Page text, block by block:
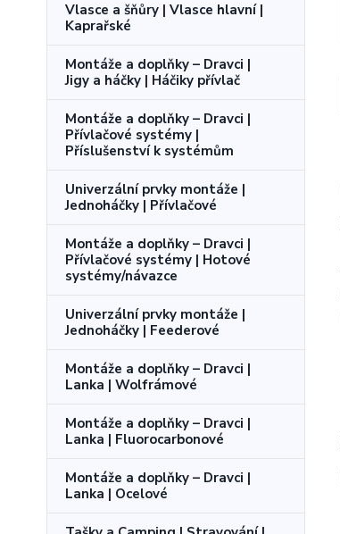
Vlasce a šňůry | Vlasce hlavní |
Kaprařské
Montáže a doplňky – Dravci |
Jigy a háčky | Háčiky přívlač
Montáže a doplňky – Dravci |
Přívlačové systémy |
Příslušenství k systémům
Univerzální prvky montáže |
Jednoháčky | Přívlačové
Montáže a doplňky – Dravci |
Přívlačové systémy | Hotové
systémy/návazce
Univerzální prvky montáže |
Jednoháčky | Feederové
Montáže a doplňky – Dravci |
Lanka | Wolfrámové
Montáže a doplňky – Dravci |
Lanka | Fluorocarbonové
Montáže a doplňky – Dravci |
Lanka | Ocelové